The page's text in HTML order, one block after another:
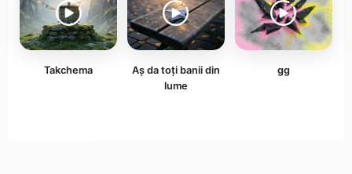
Takchema
Aș da toți banii din
lume
gg